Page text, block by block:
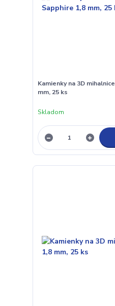
Kamienky na 3D
mm, 25 ks
Skladom